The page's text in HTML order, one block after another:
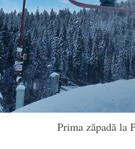
Prima zăpadă la